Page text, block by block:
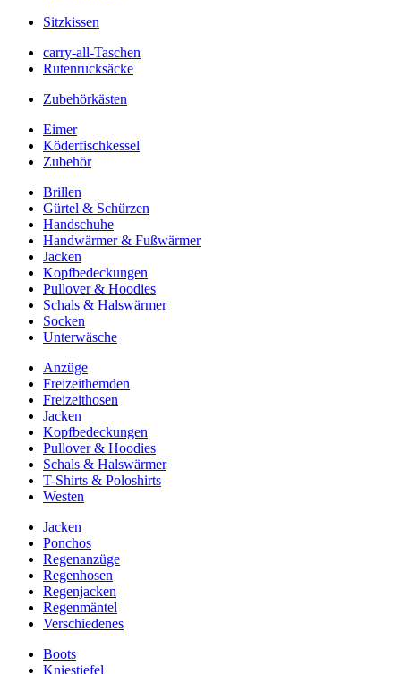
Sitzkissen
carry-all-Taschen
Rutenrucksäcke
Zubehörkästen
Eimer
Köderfischkessel
Zubehör
Brillen
Gürtel & Schürzen
Handschuhe
Handwärmer & Fußwärmer
Jacken
Kopfbedeckungen
Pullover & Hoodies
Schals & Halswärmer
Socken
Unterwäsche
Anzüge
Freizeithemden
Freizeithosen
Jacken
Kopfbedeckungen
Pullover & Hoodies
Schals & Halswärmer
T-Shirts & Poloshirts
Westen
Jacken
Ponchos
Regenanzüge
Regenhosen
Regenjacken
Regenmäntel
Verschiedenes
Boots
Kniestiefel